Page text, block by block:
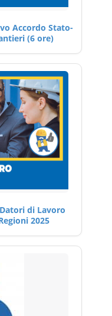
Accordo Stato-
(6 ore)
di Lavoro
2025